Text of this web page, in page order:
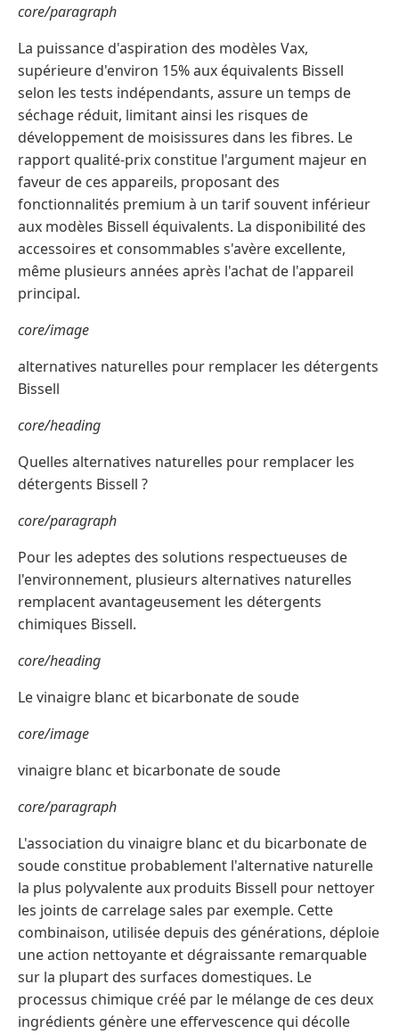
core/paragraph
La puissance d'aspiration des modèles Vax,
supérieure d'environ 15% aux équivalents Bissell
selon les tests indépendants, assure un temps de
séchage réduit, limitant ainsi les risques de
développement de moisissures dans les fibres. Le
rapport qualité-prix constitue l'argument majeur en
faveur de ces appareils, proposant des
fonctionnalités premium à un tarif souvent inférieur
aux modèles Bissell équivalents. La disponibilité des
accessoires et consommables s'avère excellente,
même plusieurs années après l'achat de l'appareil
principal.
core/image
alternatives naturelles pour remplacer les détergents
Bissell
core/heading
Quelles alternatives naturelles pour remplacer les
détergents Bissell ?
core/paragraph
Pour les adeptes des solutions respectueuses de
l'environnement, plusieurs alternatives naturelles
remplacent avantageusement les détergents
chimiques Bissell.
core/heading
Le vinaigre blanc et bicarbonate de soude
core/image
vinaigre blanc et bicarbonate de soude
core/paragraph
L'association du vinaigre blanc et du bicarbonate de
soude constitue probablement l'alternative naturelle
la plus polyvalente aux produits Bissell pour nettoyer
les joints de carrelage sales par exemple. Cette
combinaison, utilisée depuis des générations, déploie
une action nettoyante et dégraissante remarquable
sur la plupart des surfaces domestiques. Le
processus chimique créé par le mélange de ces deux
ingrédients génère une effervescence qui décolle